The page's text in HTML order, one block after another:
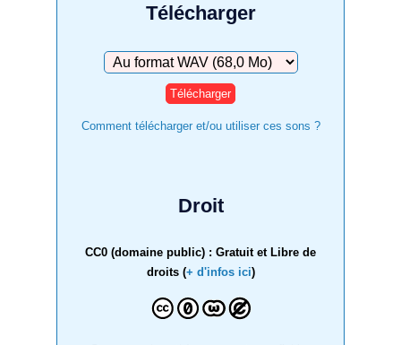
Télécharger
Télécharger
Comment télécharger et/ou utiliser ces sons ?
Droit
CC0 (domaine public) : Gratuit et Libre de
droits (+ d'infos ici)